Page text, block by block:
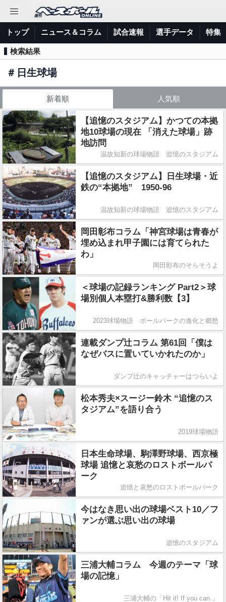
トップ ニュース＆コラム 試合速報 選手データ 特集
検索結果
＃ 日生球場
新着順 人気順
【追憶のスタジアム】かつての本拠
地10球場の現在 「消えた球場」跡
地訪問
温故知新の球場物語 追憶のスタジアム
【追憶のスタジアム】日生球場・近
鉄の“本拠地” 1950-96
温故知新の球場物語 追憶のスタジアム
岡田彰布コラム「神宮球場は青春が
埋め込まれ甲子園には育てられた
わ」
岡田彰布のそらそうよ
＜球場の記録ランキング Part2＞球
場別個人本塁打&勝利数【3】
2023球場物語 ボールパークの進化と郷愁
連載ダンプ辻コラム 第61回「僕は
なぜバスに置いていかれたのか」
ダンプ辻のキャッチャーはつらいよ
松本秀夫×スージー鈴木 “追憶のス
タジアム”を語り合う
2019球場物語
日本生命球場、駒澤野球場、西京極
球場 追憶と哀愁のロストボールパ
ーク
追憶と哀愁のロストボールパーク
今はなき思い出の球場ベスト10／フ
ァンが選ぶ思い出の球場
追憶のスタジアム
三浦大輔コラム 今週のテーマ「球
場の記憶」
三浦大輔の「Hit it! If you can.」